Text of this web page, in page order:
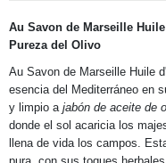
Au Savon de Marseille
Pureza del Olivo
Au Savon de Marseille Huile
esencia del Mediterráneo en
y limpio a jabón de aceite de
donde el sol acaricia los
llena de vida los campos.